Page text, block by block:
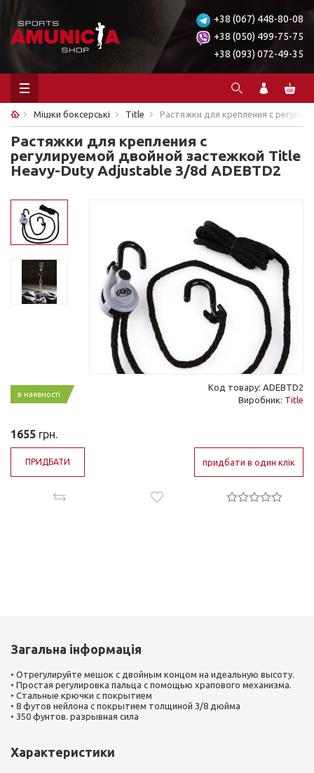
+38 (067) 448-80-08
+38 (050) 499-75-75
+38 (093) 072-49-35
Мішки боксерські Title Растяжки для крепления с
Растяжки для крепления с
регулируемой двойной застежкой Title
Heavy-Duty Adjustable 3/8d ADEBTD2
в наявності
Код товару: ADEBTD2
Виробник: Title
1655 грн.
ПРИДБАТИ придбати в один клік
Загальна інформація
• Отрегулируйте мешок с двойным концом на идеальную высоту.
• Простая регулировка пальца с помощью храпового механизма.
• Стальные крючки с покрытием
• 8 футов нейлона с покрытием толщиной 3/8 дюйма
• 350 фунтов. разрывная сила
Характеристики